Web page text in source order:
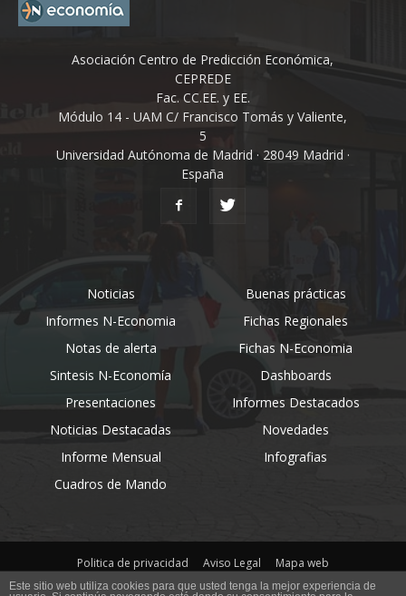
Asociación Centro de Predicción Económica,
CEPREDE
Fac. CC.EE. y EE.
Módulo 14 - UAM C/ Francisco Tomás y Valiente,
5
Universidad Autónoma de Madrid · 28049 Madrid ·
España
Noticias
Buenas prácticas
Informes N-Economia
Fichas Regionales
Notas de alerta
Fichas N-Economia
Sintesis N-Economía
Dashboards
Presentaciones
Informes Destacados
Noticias Destacadas
Novedades
Informe Mensual
Infografias
Cuadros de Mando
Politica de privacidad Aviso Legal Mapa web
Este sitio web utiliza cookies para que usted tenga la mejor experiencia de